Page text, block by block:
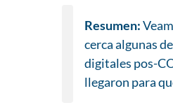
Resumen:
cerca algunas
digitales pos-
llegaron para